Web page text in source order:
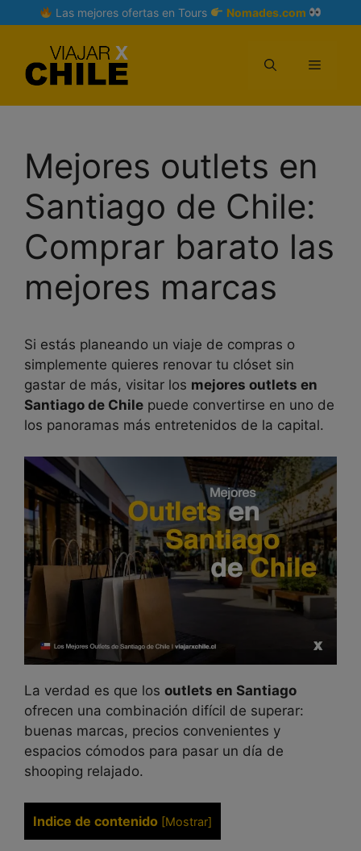
to
Las mejores ofertas en Tours Nomades.com
Menu
Mejores outlets en
Santiago de Chile:
Comprar barato las
mejores marcas
Si estás planeando un viaje de compras o
simplemente quieres renovar tu clóset sin
gastar de más, visitar los mejores outlets en
Santiago de Chile puede convertirse en uno de
los panoramas más entretenidos de la capital.
La verdad es que los outlets en Santiago
ofrecen una combinación difícil de superar:
buenas marcas, precios convenientes y
espacios cómodos para pasar un día de
shooping relajado.
Indice de contenido [Mostrar]